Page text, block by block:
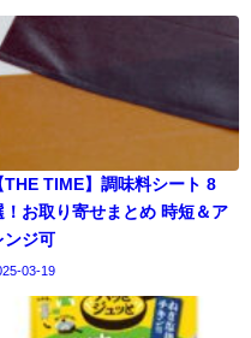
THE TIME】調味料シート 8
！お取り寄せまとめ 時短＆ア
ンジ可
03-19